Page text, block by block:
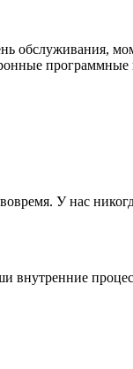
У нас
внутренние